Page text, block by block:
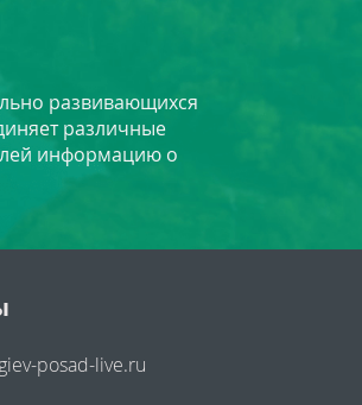
развивающихся
различные
информацию о
posad-live.ru